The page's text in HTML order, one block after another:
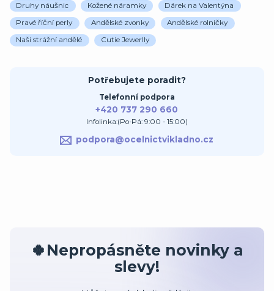
Druhy náušnic Kožené náramky Dárek na Valentýna
Pravé říční perly Andělské zvonky Andělské rolničky
Naši strážní andělé Cutie Jewerlly
Potřebujete poradit?
Telefonní podpora
+420 737 290 660
Infolinka:(Po-Pá: 9:00 - 15:00)
podpora@ocelnictvikladno.cz
🍀Nepropásněte novinky a
slevy!